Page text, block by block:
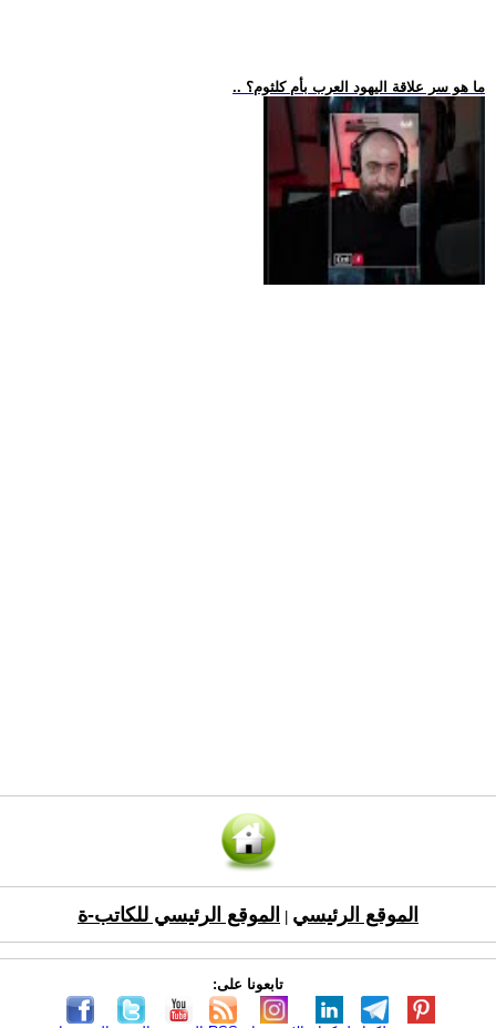
.. ما هو سر علاقة اليهود العرب بأم كلثوم؟
الموقع الرئيسي الموقع الرئيسي للكاتب-ة
تابعونا على: